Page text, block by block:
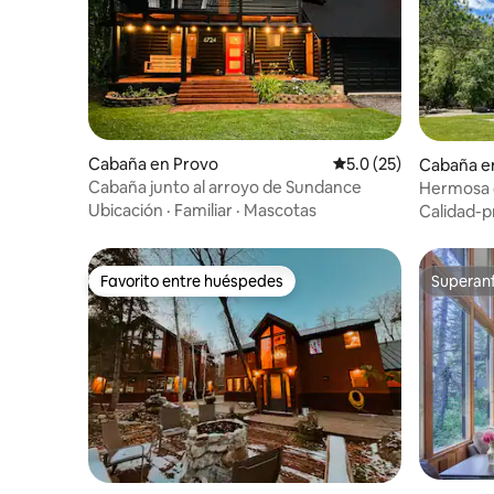
Cabaña en Provo Calificación
5.0 (25)
Cabaña junto al arroyo de Sundance
Ubicación · Familiar · Mascotas
Cabaña
Hermosa
Lower
Calidad-
Favorito entre huéspedes
Favorito entre huéspedes